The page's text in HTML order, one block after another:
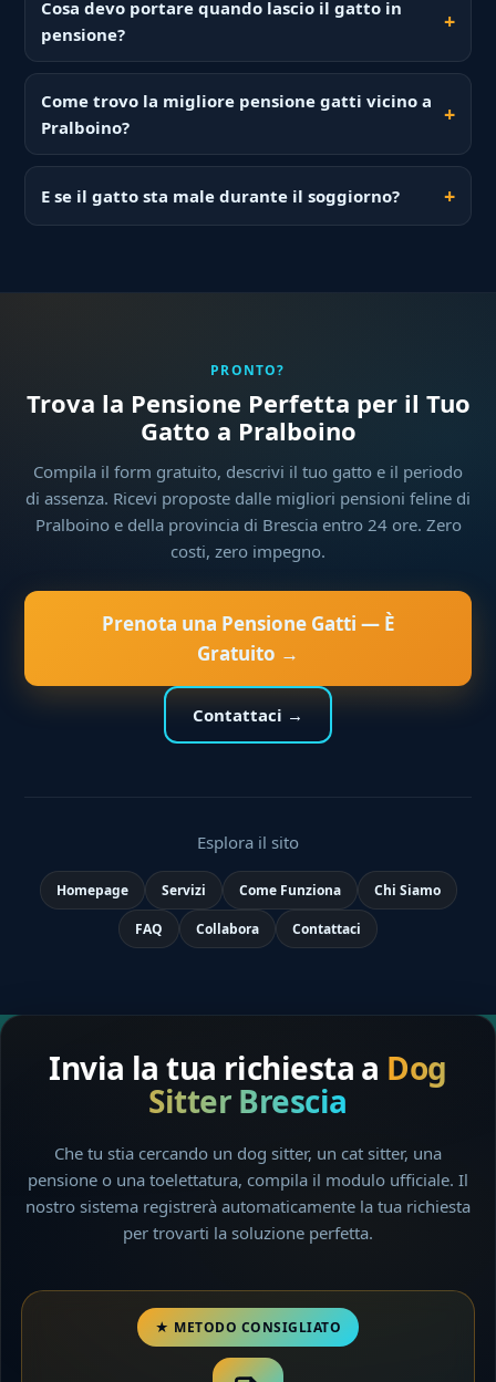
Cosa devo portare quando lascio il gatto in
pensione?
Come trovo la migliore pensione gatti vicino a
Pralboino?
E se il gatto sta male durante il soggiorno?
PRONTO?
Trova la Pensione Perfetta per il Tuo
Gatto a Pralboino
Compila il form gratuito, descrivi il tuo gatto e il periodo
di assenza. Ricevi proposte dalle migliori pensioni feline di
Pralboino e della provincia di Brescia entro 24 ore. Zero
costi, zero impegno.
Prenota una Pensione Gatti — È
Gratuito →
Contattaci →
Esplora il sito
Homepage Servizi Come Funziona Chi Siamo
FAQ Collabora Contattaci
Invia la tua richiesta a Dog
Sitter Brescia
Che tu stia cercando un dog sitter, un cat sitter, una
pensione o una toelettatura, compila il modulo ufficiale. Il
nostro sistema registrerà automaticamente la tua richiesta
per trovarti la soluzione perfetta.